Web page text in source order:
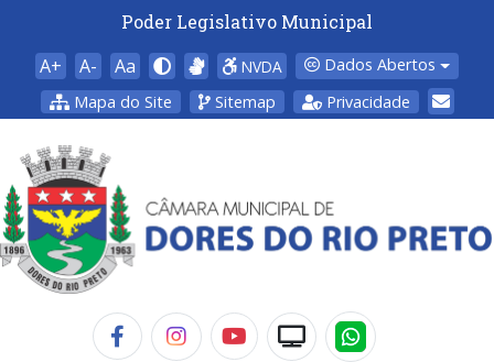
Poder Legislativo Municipal
A+ A- Aa NVDA
Dados Abertos
Mapa do Site
Sitemap Privacidade